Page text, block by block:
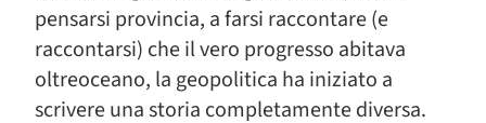
pensarsi provincia, a farsi raccontare (e
raccontarsi) che il vero progresso abitava
oltreoceano, la geopolitica ha iniziato a
scrivere una storia completamente diversa.